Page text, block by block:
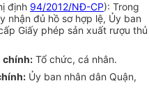
định 94/2012/NĐ-CP): Trong
nhận đủ hồ sơ hợp lệ, Ủy ban
Giấy phép sản xuất rượu thủ
chính: Tổ chức, cá nhân.
Ủy ban nhân dân Quận,